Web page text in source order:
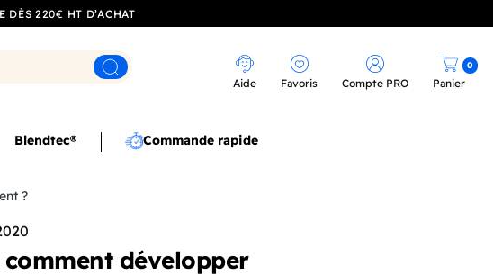
DÈS 220€ HT D’ACHAT
Rechercher
Aide Favoris Compte PRO Panier
0
Blendtec® Commande rapide
?
développer